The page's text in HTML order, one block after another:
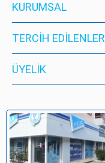
KURUMSAL
TERCİH EDİLENLER
ÜYELIK